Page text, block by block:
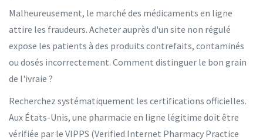
Malheureusement, le marché des médicaments en ligne
attire les fraudeurs. Acheter auprès d'un site non régulé
expose les patients à des produits contrefaits, contaminés
ou dosés incorrectement. Comment distinguer le bon grain
de l'ivraie ?
Recherchez systématiquement les certifications officielles.
Aux États-Unis, une pharmacie en ligne légitime doit être
vérifiée par le VIPPS (Verified Internet Pharmacy Practice